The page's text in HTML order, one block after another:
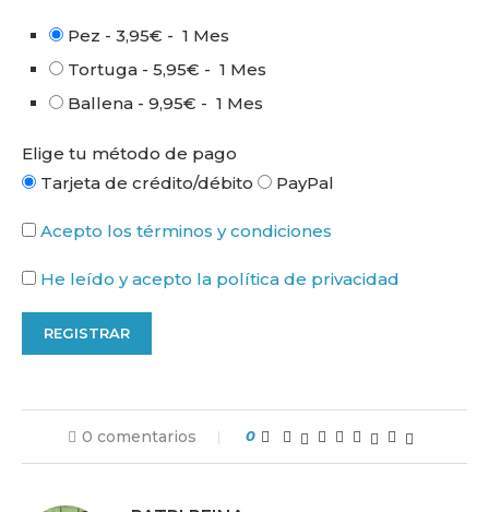
Pez - 3,95€ - 1 Mes
Tortuga - 5,95€ - 1 Mes
Ballena - 9,95€ - 1 Mes
Elige tu método de pago
Tarjeta de crédito/débito
PayPal
Acepto los términos y condiciones
He leído y acepto la política de privacidad
0 comentarios 0